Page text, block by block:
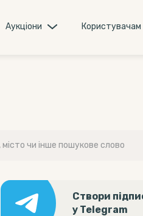
Аукцiони Користувачам
Створи
у Telegram